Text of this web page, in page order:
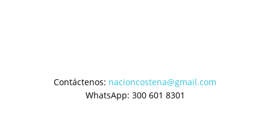
Contáctenos: nacioncostena@gmail.com
WhatsApp: 300 601 8301